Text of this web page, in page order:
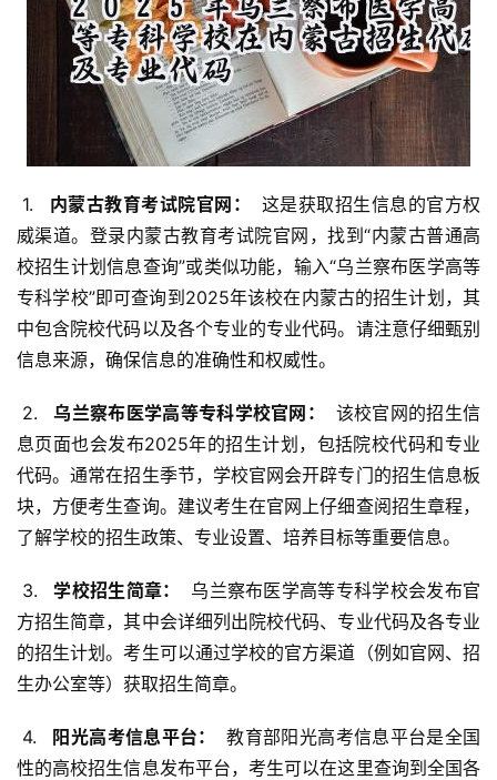
1.
  内蒙古教育考试院官网：
这是获取招生信息的官方权
威渠道。登录内蒙古教育考试院官网，找到“内蒙古普通高
校招生计划信息查询”或类似功能，输入“乌兰察布医学高等
专科学校”即可查询到2025年该校在内蒙古的招生计划，其
中包含院校代码以及各个专业的专业代码。请注意仔细甄别
信息来源，确保信息的准确性和权威性。
2.
  乌兰察布医学高等专科学校官网：
该校官网的招生信
息页面也会发布2025年的招生计划，包括院校代码和专业
代码。通常在招生季节，学校官网会开辟专门的招生信息板
块，方便考生查询。建议考生在官网上仔细查阅招生章程，
了解学校的招生政策、专业设置、培养目标等重要信息。
3.
  学校招生简章：
乌兰察布医学高等专科学校会发布官
方招生简章，其中会详细列出院校代码、专业代码及各专业
的招生计划。考生可以通过学校的官方渠道（例如官网、招
生办公室等）获取招生简章。
4.
  阳光高考信息平台：
教育部阳光高考信息平台是全国
性的高校招生信息发布平台，考生可以在这里查询到全国各